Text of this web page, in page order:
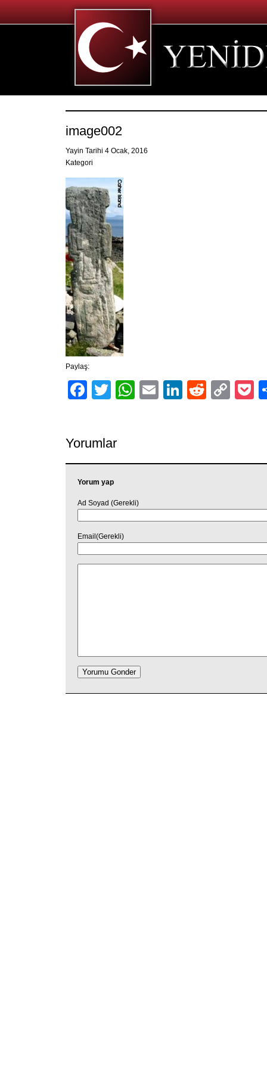
image002
Yayin Tarihi 4 Ocak, 2016
Kategori
Paylaş:
Facebook
TwitterWhatsApp
EmailLinkedIn
Reddit
Yorumlar
Yorum yap
Ad Soyad (Gerekli)
Email(Gerekli)